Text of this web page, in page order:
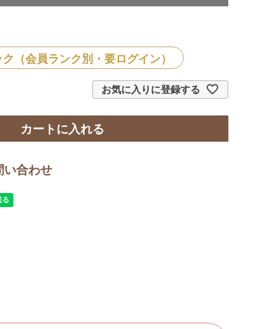
（会員ランク別・要ログイン）
お気に入りに登録する
カートに入れる
い合わせ